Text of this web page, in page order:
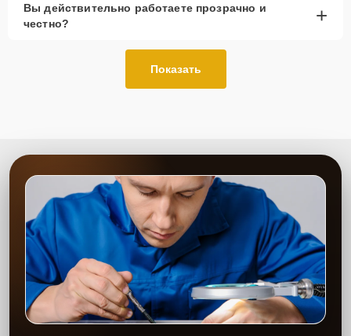
Вы действительно работаете прозрачно и
честно?
+
Показать